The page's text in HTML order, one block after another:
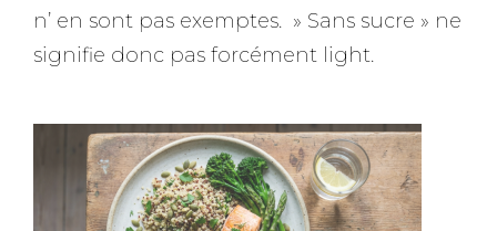
n’ en sont pas exemptes. » Sans sucre » ne
signifie donc pas forcément light.